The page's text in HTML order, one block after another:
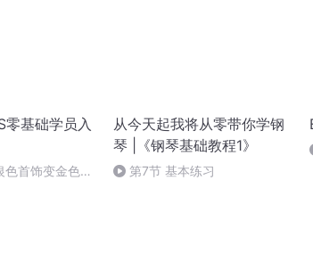
零基础学员入
色首饰变金色首
从今天起我将从零带你学钢
琴 |《钢琴基础教程1》
第7节 基本练习